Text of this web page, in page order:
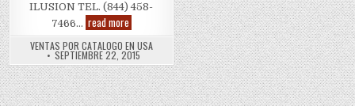
ILUSION TEL. (844) 458-
7466… read moreKit
Vendedora
Ilusion
Expert
VENTAS POR CATALOGO EN USA
SEPTIEMBRE 22, 2015